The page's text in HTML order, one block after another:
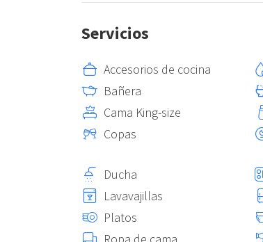
Servicios
Accesorios de cocina
Bañera
Cama King-size
Copas
Ducha
Lavavajillas
Platos